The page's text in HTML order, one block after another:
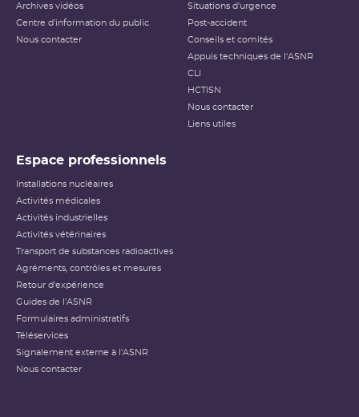
Archives vidéos
Centre d'information du public
Nous contacter
Situations d'urgence
Post-accident
Conseils et comités
Appuis techniques de l'ASNR
CLI
HCTISN
Nous contacter
Liens utiles
Espace professionnels
Installations nucléaires
Activités médicales
Activités industrielles
Activités vétérinaires
Transport de substances radioactives
Agréments, contrôles et mesures
Retour d'expérience
Guides de l'ASNR
Formulaires administratifs
Téléservices
Signalement externe à l'ASNR
Nous contacter